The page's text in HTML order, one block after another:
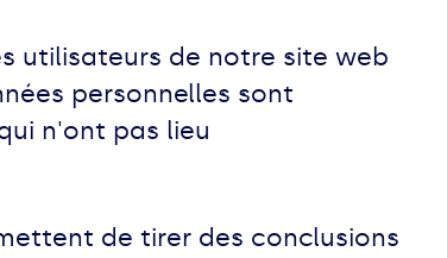
utilisateurs de notre site web
personnelles sont
n'ont pas lieu
de tirer des conclusions